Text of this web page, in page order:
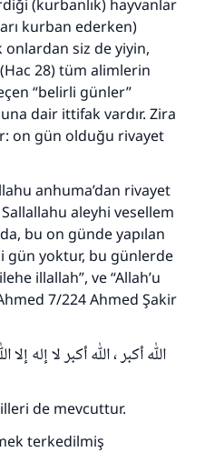
(kurbanlık) hayvanlar
kurban ederken)
onlardan siz de yiyin,
28) tüm alimlerin
“belirli günler”
dair ittifak vardır. Zira
on gün olduğu rivayet
anhuma’dan rivayet
aleyhi vesellem
bu on günde yapılan
gün yoktur, bu günlerde
illallah”, ve “Allah’u
7/224 Ahmed Şakir
de mevcuttur.
terkedilmiş
ona sevap yazılır.
1893)
yapın!